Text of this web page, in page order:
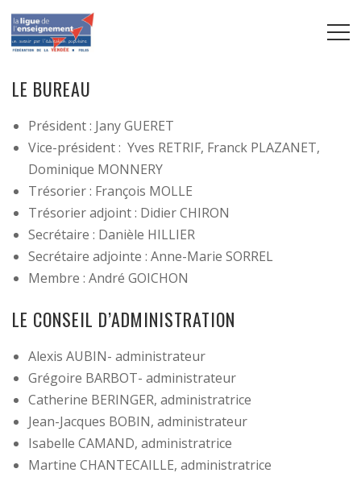
LE BUREAU
Président : Jany GUERET
Vice-président : Yves RETRIF, Franck PLAZANET,
Dominique MONNERY
Trésorier : François MOLLE
Trésorier adjoint : Didier CHIRON
Secrétaire : Danièle HILLIER
Secrétaire adjointe : Anne-Marie SORREL
Membre : André GOICHON
LE CONSEIL D’ADMINISTRATION
Alexis AUBIN- administrateur
Grégoire BARBOT- administrateur
Catherine BERINGER, administratrice
Jean-Jacques BOBIN, administrateur
Isabelle CAMAND, administratrice
Martine CHANTECAILLE, administratrice